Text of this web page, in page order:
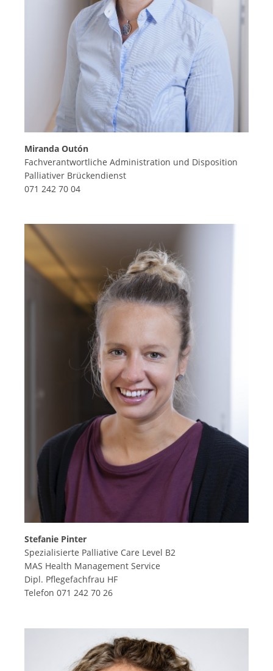
Miranda Outón
Fachverantwortliche Administration und Disposition
Palliativer Brückendienst
071 242 70 04
Stefanie Pinter
Spezialisierte Palliative Care Level B2
MAS Health Management Service
Dipl. Pflegefachfrau HF
Telefon 071 242 70 26